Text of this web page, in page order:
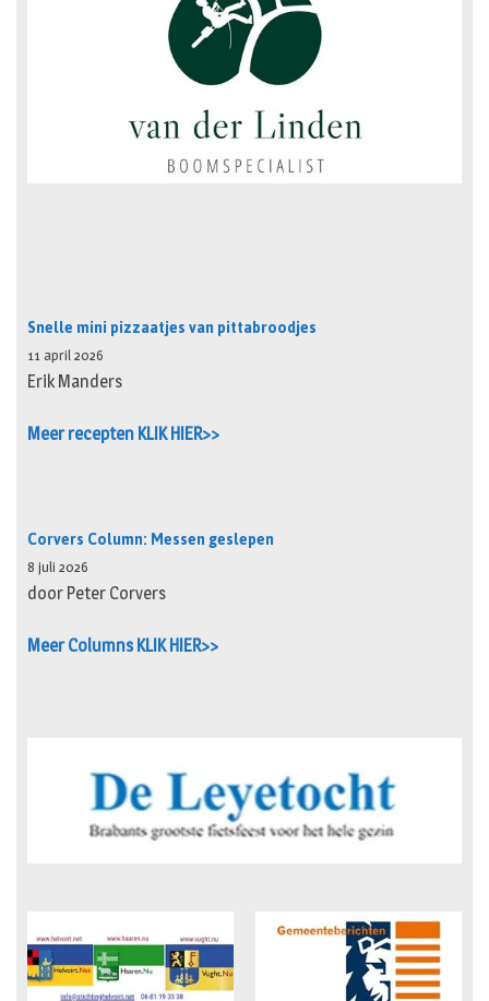
Snelle mini pizzaatjes van pittabroodjes
11 april 2026
Erik Manders
Meer recepten KLIK HIER>>
Corvers Column: Messen geslepen
8 juli 2026
door Peter Corvers
Meer Columns KLIK HIER>>